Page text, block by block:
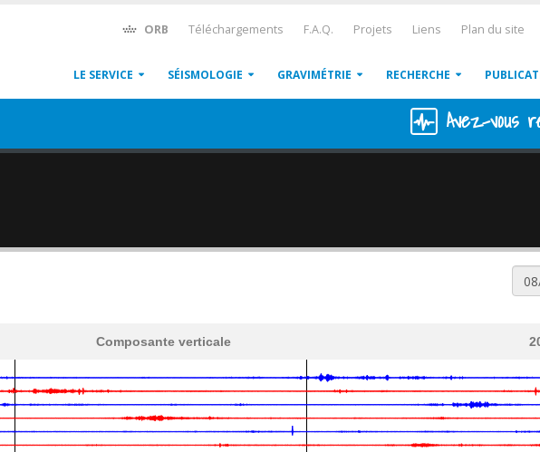
ORB Téléchargements F.A.Q. Projets Liens Plan du site
LE SERVICE SÉISMOLOGIE GRAVIMÉTRIE RECHERCHE
Avez-vous
Composante verticale